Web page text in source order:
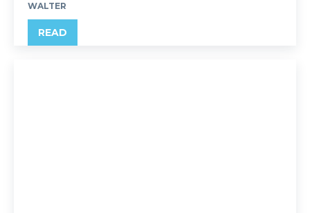
WALTER
READ